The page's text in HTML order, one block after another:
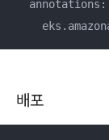
  annotations:
배포